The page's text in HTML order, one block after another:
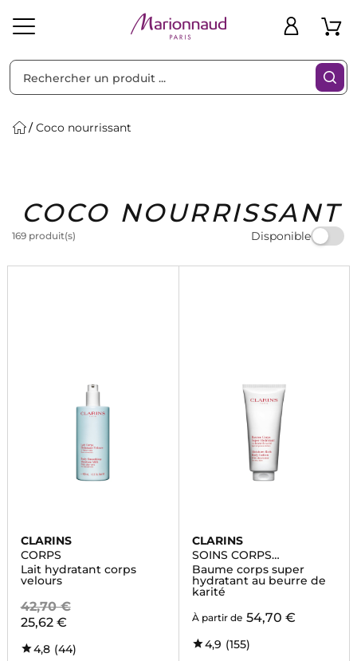
Solaire Homme Marques Idées
Cadeaux
Bons
Plans
Coco nourrissant
COCO NOURRISSANT
169 produit(s) Disponible
Filtres
CLARINS
CORPS
Lait hydratant corps
velours
42,70 €
25,62 €
4,8 (44)
CLARINS
SOINS CORPS
HYDRATANTS
Baume corps super
hydratant au beurre de
karité
À partir de 54,70 €
4,9 (155)